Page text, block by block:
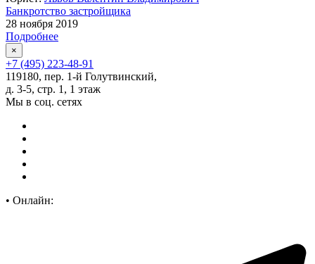
Банкротство застройщика
28 ноября 2019
Подробнее
×
+7 (495) 223-48-91
119180, пер. 1-й Голутвинский,
д. 3-5, стр. 1, 1 этаж
Мы в соц. сетях
• Онлайн: